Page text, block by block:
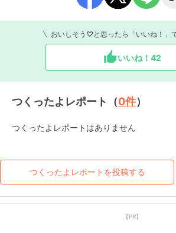
おいしそう♡と思ったら「いいね！」
いいね！ 42
つくったよレポート（0件）
つくったよレポートはありません
つくったよレポートを投稿する
【PR】